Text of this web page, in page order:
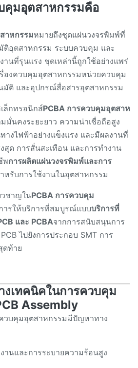
คุมอุตสาหกรรมคือ
าหกรรมหมายถึงชุดแผ่นวงจรพิมพ์ที่
ติอุตสาหกรรม ระบบควบคุม และ
นที่รุนแรง ชุดเหล่านี้ถูกใช้อย่างแพร่
องควบคุมอุตสาหกรรมหน่วยควบคุม
ติ และอุปกรณ์สื่อสารอุตสาหกรรม
ล็กทรอนิกส์PCBA การควบคุมอุตสาห
มั่นคงระยะยาว ความน่าเชื่อถือสูง
งไฟฟ้าอย่างแข็งแรง และมีผลงานที่
ด การสั่นสะเทือน และการทํางาน
พการผลิตแผ่นวงจรพิมพ์และการ
หรับการใช้งานในอุตสาหกรรม
วชาญในPCBA การควบคุม
ารให้บริการที่สมบูรณ์แบบบริการที่
และ PCBAจากการสนับสนุนการ
ไปยังการประกอบ SMT การ
ดท้าย
งเทคนิคในการควบคุม
Assembly
วบคุมอุตสาหกรรมมีปัญหาทาง
านและการระบายความร้อนสูง